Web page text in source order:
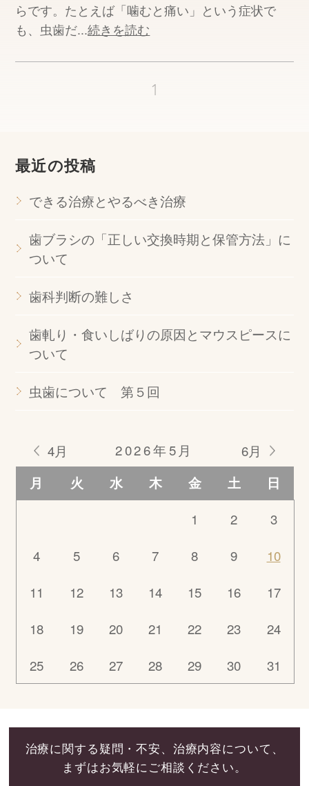
らです。たとえば「噛むと痛い」という症状で
も、虫歯だ...続きを読む
1
最近の投稿
できる治療とやるべき治療
歯ブラシの「正しい交換時期と保管方法」に
ついて
歯科判断の難しさ
歯軋り・食いしばりの原因とマウスピースに
ついて
虫歯について 第５回
2026年5月
月
火 水 木 金 土 日
4月 6月
1 2
3
4
5 6 7 8 9
10
11
12 13 14 15 16
17
18
19 20 21 22 23
24
25
26 27 28 29 30 31
治療に関する疑問・不安、治療内容について、
まずはお気軽にご相談ください。